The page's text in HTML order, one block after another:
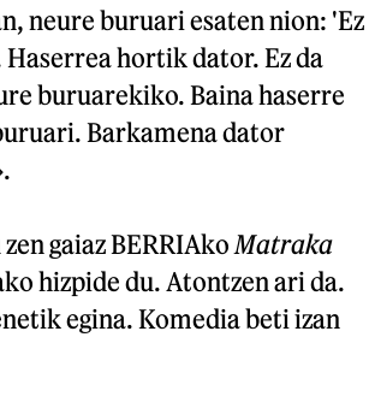
neure buruari esaten nion: 'Ez
hortik dator. Ez da
buruarekiko. Baina haserre
Barkamena dator
gaiaz BERRIAko Matraka
hizpide du. Atontzen ari da.
egina. Komedia beti izan